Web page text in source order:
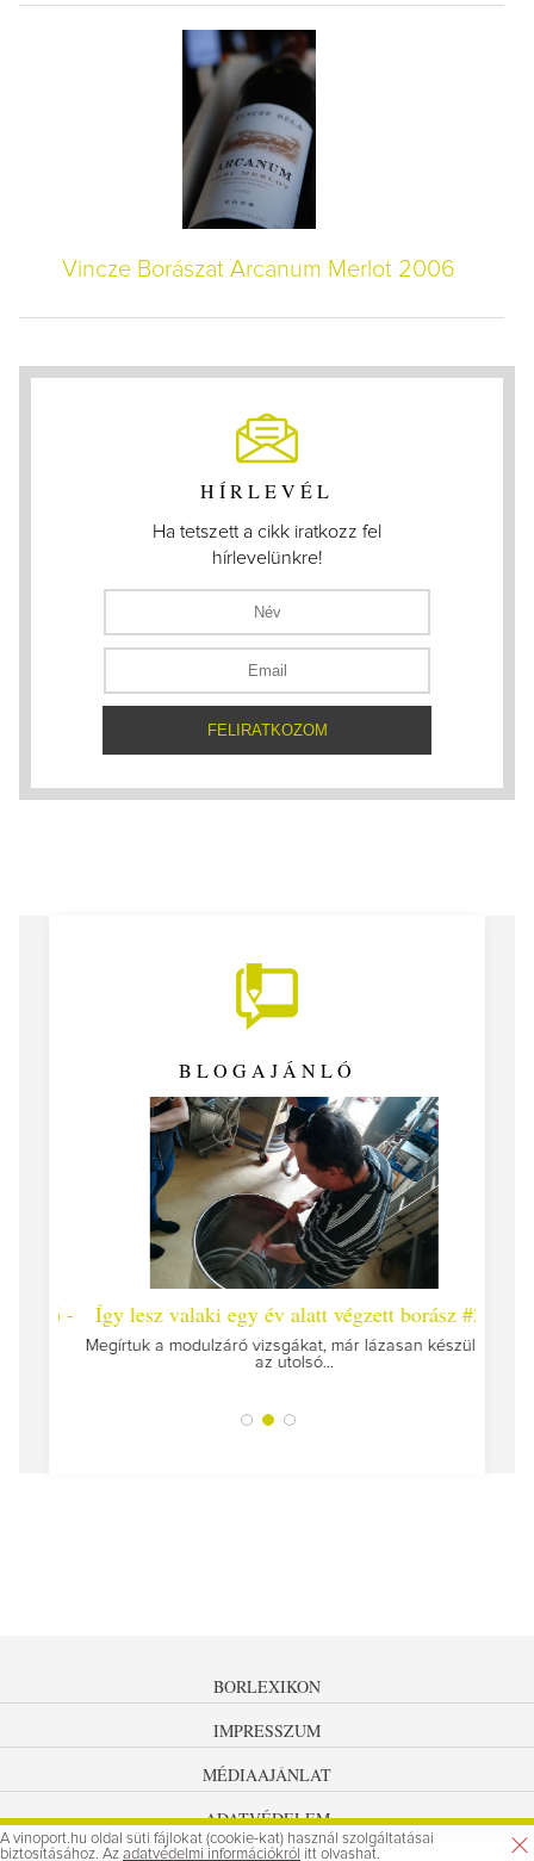
Vincze Borászat Arcanum Merlot 2006
HÍRLEVÉL
Ha tetszett a cikk iratkozz fel
hírlevelünkre!
BLOGAJÁNLÓ
Így lesz valaki egy év alatt végzett borász #25
Megírtuk a modulzáró vizsgákat, már lázasan készülünk
az utolsó...
BORLEXIKON
IMPRESSZUM
MÉDIAAJÁNLAT
ADATVÉDELEM
A vinoport.hu oldal süti fájlokat (cookie-kat) használ szolgáltatásai
biztosításához. Az adatvédelmi információkról itt olvashat.